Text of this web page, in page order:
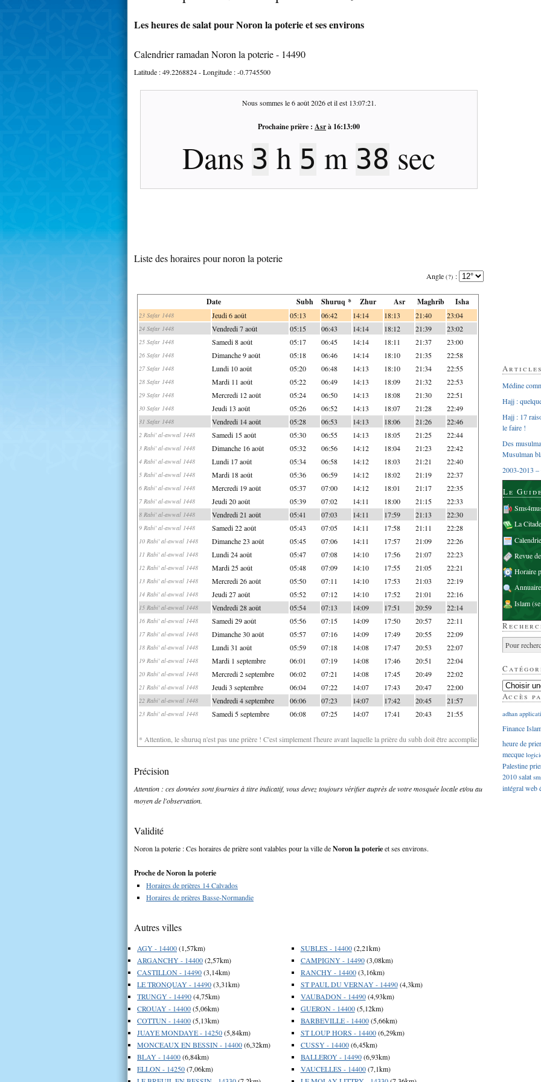
Les heures de salat pour Noron la poterie et ses environs
Calendrier ramadan Noron la poterie - 14490
Latitude :49.2268824- Longitude :-0.7745500
Nous sommes le6 août 2026et il est 13:07:22.
Prochaine prière : Asrà 16:13:00
Dans 3 h 5 m 37 sec
Liste des horaires pour noron la poterie
Angle (?) :
Date Subh Shuruq * Zhur Asr Maghrib Isha
23 Safar 1448 Jeudi 6 août 05:13 06:42 14:14 18:13 21:40 23:04
24 Safar 1448 Vendredi 7 août 05:15 06:43 14:14 18:12 21:39 23:02
25 Safar 1448 Samedi 8 août 05:17 06:45 14:14 18:11 21:37 23:00
26 Safar 1448 Dimanche 9 août 05:18 06:46 14:14 18:10 21:35 22:58
27 Safar 1448 Lundi 10 août 05:20 06:48 14:13 18:10 21:34 22:55
28 Safar 1448 Mardi 11 août 05:22 06:49 14:13 18:09 21:32 22:53
29 Safar 1448 Mercredi 12 août 05:24 06:50 14:13 18:08 21:30 22:51
30 Safar 1448 Jeudi 13 août 05:26 06:52 14:13 18:07 21:28 22:49
31 Safar 1448 Vendredi 14 août 05:28 06:53 14:13 18:06 21:26 22:46
2 Rabi' al-awwal 1448 Samedi 15 août 05:30 06:55 14:13 18:05 21:25 22:44
3 Rabi' al-awwal 1448 Dimanche 16 août 05:32 06:56 14:12 18:04 21:23 22:42
4 Rabi' al-awwal 1448 Lundi 17 août 05:34 06:58 14:12 18:03 21:21 22:40
5 Rabi' al-awwal 1448 Mardi 18 août 05:36 06:59 14:12 18:02 21:19 22:37
6 Rabi' al-awwal 1448 Mercredi 19 août 05:37 07:00 14:12 18:01 21:17 22:35
7 Rabi' al-awwal 1448 Jeudi 20 août 05:39 07:02 14:11 18:00 21:15 22:33
8 Rabi' al-awwal 1448 Vendredi 21 août 05:41 07:03 14:11 17:59 21:13 22:30
9 Rabi' al-awwal 1448 Samedi 22 août 05:43 07:05 14:11 17:58 21:11 22:28
10 Rabi' al-awwal 1448 Dimanche 23 août 05:45 07:06 14:11 17:57 21:09 22:26
11 Rabi' al-awwal 1448 Lundi 24 août 05:47 07:08 14:10 17:56 21:07 22:23
12 Rabi' al-awwal 1448 Mardi 25 août 05:48 07:09 14:10 17:55 21:05 22:21
13 Rabi' al-awwal 1448 Mercredi 26 août 05:50 07:11 14:10 17:53 21:03 22:19
14 Rabi' al-awwal 1448 Jeudi 27 août 05:52 07:12 14:10 17:52 21:01 22:16
15 Rabi' al-awwal 1448 Vendredi 28 août 05:54 07:13 14:09 17:51 20:59 22:14
16 Rabi' al-awwal 1448 Samedi 29 août 05:56 07:15 14:09 17:50 20:57 22:11
17 Rabi' al-awwal 1448 Dimanche 30 août 05:57 07:16 14:09 17:49 20:55 22:09
18 Rabi' al-awwal 1448 Lundi 31 août 05:59 07:18 14:08 17:47 20:53 22:07
19 Rabi' al-awwal 1448 Mardi 1 septembre 06:01 07:19 14:08 17:46 20:51 22:04
20 Rabi' al-awwal 1448 Mercredi 2 septembre 06:02 07:21 14:08 17:45 20:49 22:02
21 Rabi' al-awwal 1448 Jeudi 3 septembre 06:04 07:22 14:07 17:43 20:47 22:00
22 Rabi' al-awwal 1448 Vendredi 4 septembre 06:06 07:23 14:07 17:42 20:45 21:57
23 Rabi' al-awwal 1448 Samedi 5 septembre 06:08 07:25 14:07 17:41 20:43 21:55
* Attention, le shuruq n'est pas une prière ! C'est simplement l'heure avant laquelle la prière du subh doit être accomplie
Précision
Attention : ces données sont fournies à titre indicatif, vous devez toujours vérifier auprès de votre mosquée locale et/ou au
moyen de l'observation.
Validité
Noron la poterie : Ces horaires de prière sont valables pour la ville deNoron la poterieet ses environs.
Proche de Noron la poterie
Horaires de prières 14 Calvados
Horaires de prières Basse-Normandie
Autres villes
AGY - 14400(1,57km)
ARGANCHY - 14400(2,57km)
CASTILLON - 14490(3,14km)
LE TRONQUAY - 14490(3,31km)
TRUNGY - 14490(4,75km)
CROUAY - 14400(5,06km)
COTTUN - 14400(5,13km)
JUAYE MONDAYE - 14250(5,84km)
MONCEAUX EN BESSIN - 14400(6,32km)
BLAY - 14400(6,84km)
ELLON - 14250(7,06km)
SUBLES - 14400(2,21km)
CAMPIGNY - 14490(3,08km)
RANCHY - 14400(3,16km)
ST PAUL DU VERNAY - 14490(4,3km)
VAUBADON - 14490(4,93km)
GUERON - 14400(5,12km)
BARBEVILLE - 14400(5,66km)
ST LOUP HORS - 14400(6,29km)
CUSSY - 14400(6,45km)
BALLEROY - 14490(6,93km)
VAUCELLES - 14400(7,1km)
Médine
Hajj :
Hajj : 17
le faire !
Des
Musulman
2003-2013 –
Le
La
Revue
Horaire
Islam
Accès
adhan
Finance
heure de
mecque
Palestine
2010salat
intégralweb